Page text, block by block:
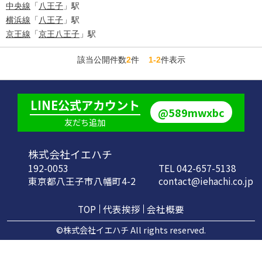
中央線 「 八王子 」駅
横浜線 「 八王子 」駅
京王線 「京王八王子 」駅
該当公開件数2件1-2件表示
LINE公式アカウント
友だち追加
@589mwxbc
株式会社イエハチ
192-0053
東京都八王子市八幡町4-2
TEL 042-657-5138
contact@iehachi.co.jp
TOP 代表挨拶 会社概要
©株式会社イエハチ All rights reserved.